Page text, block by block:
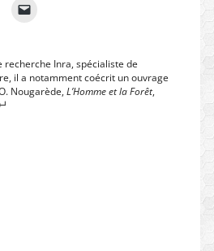
recherche Inra, spécialiste de
il a notamment coécrit un ouvrage
Nougarède, L’Homme et la Forêt,